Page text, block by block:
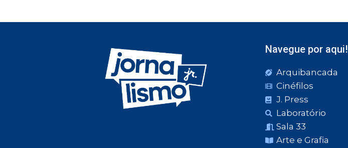
Navegue por aqui!
Arquibancada
Cinéfilos
J. Press
Laboratório
Sala 33
Arte e Grafia